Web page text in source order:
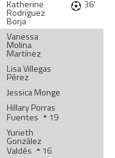
Katherine
Rodríguez
Borja
36'
Vanessa
Molina
Martínez
Lisa Villegas
Pérez
Jessica Monge
Hillary Porras
Fuentes
19
Yurieth
González
Valdés
16